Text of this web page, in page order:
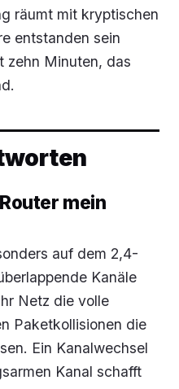
räumt mit kryptischen
entstanden sein
zehn Minuten, das
mein
auf dem 2,4-
Kanäle
Netz die volle
Paketkollisionen die
Ein Kanalwechsel
Kanal schafft